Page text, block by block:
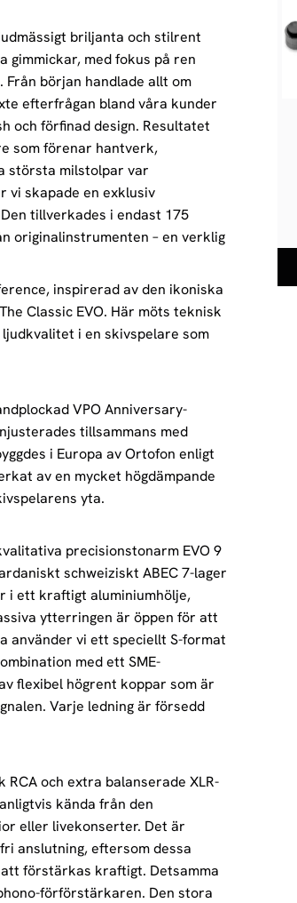
briljanta och stilrent
gimmickar, med fokus på ren
början handlade allt om
efterfrågan bland våra kunder
och förfinad design. Resultatet
som förenar hantverk,
största milstolpar var
vi skapade en exklusiv
tillverkades i endast 175
originalinstrumenten – en verklig
inspirerad av den ikoniska
Classic EVO. Här möts teknisk
i en skivspelare som
VPO Anniversary-
tillsammans med
i Europa av Ortofon enligt
av en mycket högdämpande
yta.
precisionstonarm EVO 9
schweiziskt ABEC 7-lager
i ett kraftigt aluminiumhölje,
ytterringen är öppen för att
använder vi ett speciellt S-format
med ett SME-
flexibel högrent koppar som är
Varje ledning är försedd
och extra balanserade XLR-
kända från den
eller livekonserter. Det är
anslutning, eftersom dessa
förstärkas kraftigt. Detsamma
förförstärkaren. Den stora